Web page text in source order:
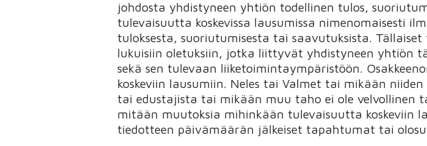
johdosta yhdistyneen yhtiön todellinen tulos,
tulevaisuutta koskevissa lausumissa nimenomaisesti
tuloksesta, suoriutumisesta tai saavutuksista.
lukuisiin oletuksiin, jotka liittyvät yhdistyneen yhtiön
sekä sen tulevaan liiketoimintaympäristöön.
koskeviin lausumiin. Neles tai Valmet tai mikään
tai edustajista tai mikään muu taho ei ole velvollinen
mitään muutoksia mihinkään tulevaisuutta koskeviin
tiedotteen päivämäärän jälkeiset tapahtumat tai